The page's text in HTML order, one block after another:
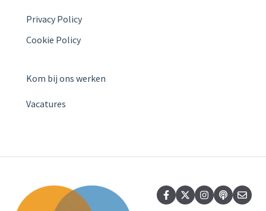
Privacy Policy
Cookie Policy
Kom bij ons werken
Vacatures